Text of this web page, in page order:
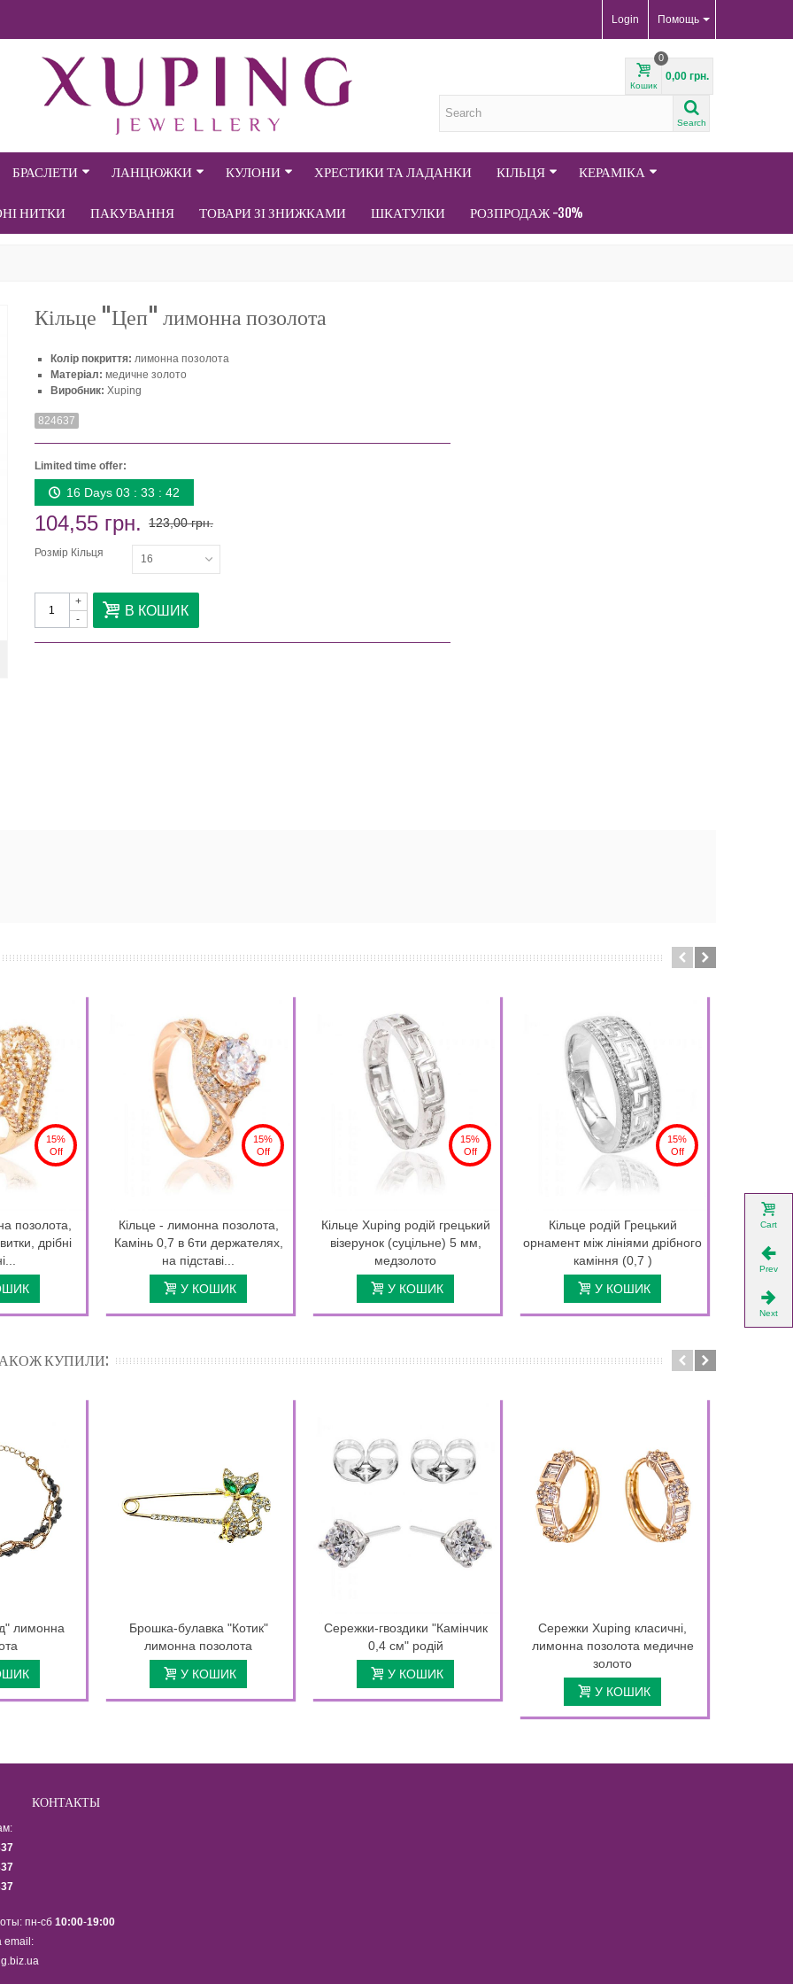
Помощь
Login
Кошик
0
0,00 грн.
Search
БРАСЛЕТИ ЛАНЦЮЖКИ КУЛОНИ ХРЕСТИКИ ТА ЛАДАНКИ КІЛЬЦЯ КЕРАМІКА
НИТКИ ПАКУВАННЯ ТОВАРИ ЗІ ЗНИЖКАМИ ШКАТУЛКИ РОЗПРОДАЖ -30%
Кільце "Цеп" лимонна позолота
Колір покриття: лимонна позолота
Матеріал: медичне золото
Виробник: Xuping
824637
Limited time offer:
16 Days 03 : 33 : 41
104,55 грн. 123,00 грн.
Розмір Кільця 16
-
+ В КОШИК
15%
Off
позолота,
дрібні
15%
Off
Кільце - лимонна позолота,
Камінь 0,7 в 6ти держателях,
на підставі...
У КОШИК
15%
Off
Кільце Xuping родій грецький
візерунок (суцільне) 5 мм,
медзолото
У КОШИК
15%
Off
Кільце родій Грецький
орнамент між лініями дрібного
каміння (0,7 )
У КОШИК
КУПИЛИ:
лимонна
Брошка-булавка "Котик"
лимонна позолота
У КОШИК
Сережки-гвоздики "Камінчик
0,4 см" родій
У КОШИК
Сережки Xuping класичні,
лимонна позолота медичне
золото
У КОШИК
КОНТАКТЫ
пн-сб 10:00-19:00
email:
Cart
Prev
Next